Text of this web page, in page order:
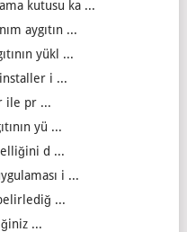
kutusu ka ...
aygıtın ...
yükl ...
i ...
ile pr ...
yü ...
d ...
i ...
...
...